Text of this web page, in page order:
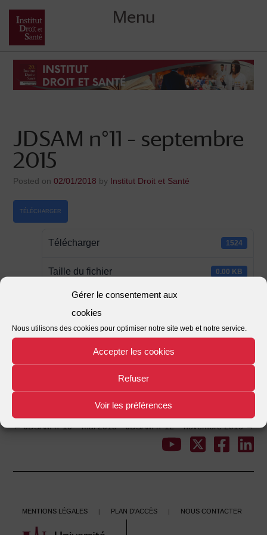
Gérer le consentement aux
cookies
Nous utilisons des cookies pour optimiser notre site web et notre service.
Accepter les cookies
Refuser
Voir les préférences
Menu
content
JDSAM n°11 – septembre
2015
Posted on02/01/2018 by Institut Droit et Santé
TÉLÉCHARGER
Télécharger 1524
Taille du fichier 0.00 KB
Nombre de fichiers
Date de création 02/01/2018
Dernière mise à jour
JDSAM n°11 – septembre 2015
This entry was posted in . Bookmark the.
Post
navigation
←JDSAM n°10 – mai 2015 JDSAM n°12 – novembre 2015→
Mentions légales | Plan d'accès | Nous contacter